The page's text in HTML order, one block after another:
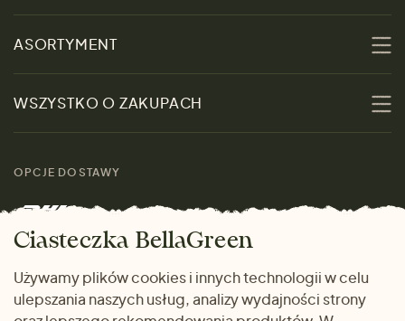
Zrównoważoność
Skontaktuj się z nami
Marki
ASORTYMENT
Kobiety
Mężczyźni
Prezenty
WSZYSTKO O ZAKUPACH
rozmiarach
Zwrot towaru
Dlaczego warto kupować
OPCJE DOSTAWY
METODY PŁATNOŚCI
Ciasteczka BellaGreen
Używamy plików cookies i innych technologii w celu
ulepszania naszych usług, analizy wydajności strony